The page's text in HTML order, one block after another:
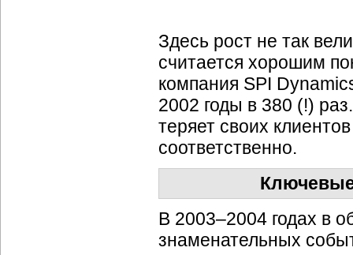
Здесь рост не так
считается хорошим
компания SPI
2002 годы в 380 (!)
теряет своих
соответственно.
В 2003–2004 годах в
знаменательных